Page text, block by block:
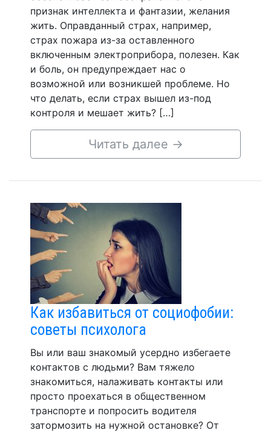
признак интеллекта и фантазии, желания
жить. Оправданный страх, например,
страх пожара из-за оставленного
включенным электроприбора, полезен. Как
и боль, он предупреждает нас о
возможной или возникшей проблеме. Но
что делать, если страх вышел из-под
контроля и мешает жить? […]
Читать далее →
Как избавиться от социофобии:
советы психолога
Вы или ваш знакомый усердно избегаете
контактов с людьми? Вам тяжело
знакомиться, налаживать контакты или
просто проехаться в общественном
транспорте и попросить водителя
затормозить на нужной остановке? От